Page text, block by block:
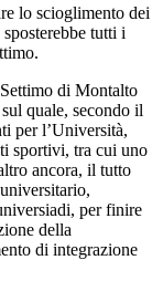
lo scioglimento dei
tutti i
di Montalto
quale, secondo il
per l’Università,
sportivi, tra cui uno
ancora, il tutto
per finire
della
di integrazione